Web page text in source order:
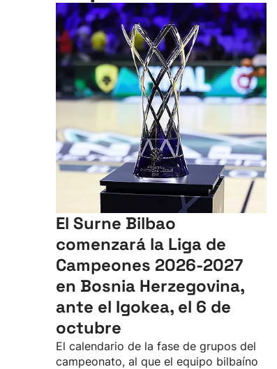
El Surne Bilbao
comenzará la Liga de
Campeones 2026-2027
en Bosnia Herzegovina,
ante el Igokea, el 6 de
octubre
El calendario de la fase de grupos del
campeonato, al que el equipo bilbaíno